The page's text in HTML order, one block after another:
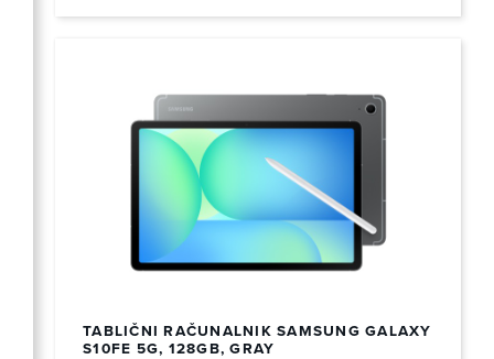
TABLIČNI RAČUNALNIK SAMSUNG GALAXY
S10FE 5G, 128GB, GRAY